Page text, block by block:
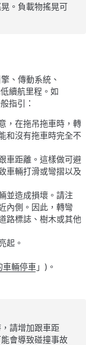
。負載物搖晃可
、傳動系統、
續航里程。如
指引：
，在拖吊拖車時，轉
和沒有拖車時完全不
車距離。這樣做可避
車輛打滑或彎摺以及
並造成損壞。請注
內側。因此，轉彎
路標誌、樹木或其他
起。
車輛停車 」)。
請增加跟車距
會導致碰撞事故